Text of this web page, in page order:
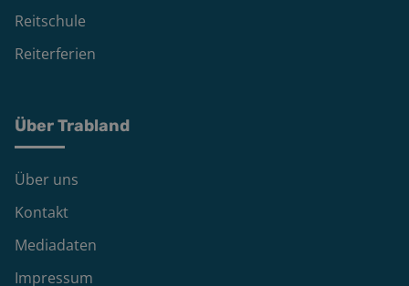
Reitschule
Reiterferien
Über Trabland
Über uns
Kontakt
Mediadaten
Impressum